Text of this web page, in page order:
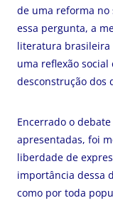
de uma reforma no
essa pergunta, a
literatura brasileira
uma reflexão
desconstrução dos
Encerrado o
apresentadas, foi
liberdade de
importância dessa
como por toda